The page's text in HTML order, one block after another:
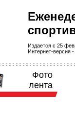
Издается с 25
Интернет-версия -
Фото
лента